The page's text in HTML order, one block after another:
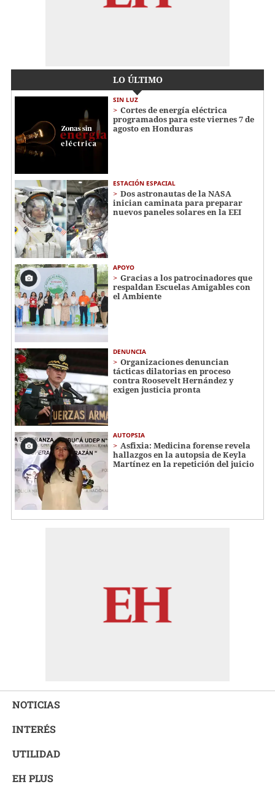
LO ÚLTIMO
SIN LUZ
Cortes de energía eléctrica
programados para este viernes 7 de
agosto en Honduras
ESTACIÓN ESPACIAL
Dos astronautas de la NASA
inician caminata para preparar
nuevos paneles solares en la EEI
APOYO
Gracias a los patrocinadores que
respaldan Escuelas Amigables con
el Ambiente
DENUNCIA
Organizaciones denuncian
tácticas dilatorias en proceso
contra Roosevelt Hernández y
exigen justicia pronta
AUTOPSIA
Asfixia: Medicina forense revela
hallazgos en la autopsia de Keyla
Martínez en la repetición del juicio
NOTICIAS
INTERÉS
UTILIDAD
EH PLUS